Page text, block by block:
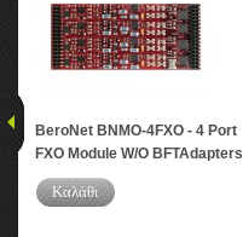
BeroNet BNMO-4FXO - 4 Port
FXO Module W/O BFTAdapters
Καλάθι